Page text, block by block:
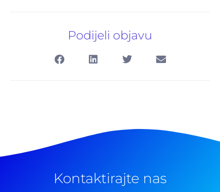
Podijeli objavu
Kontaktirajte nas